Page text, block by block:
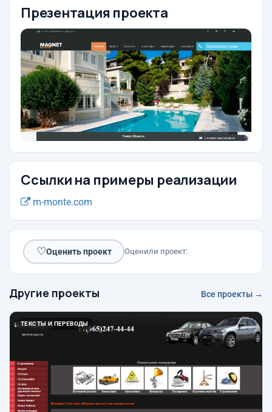
Презентация проекта
Ссылки на примеры реализации
m-monte.com
♡Оценить проект Оценили проект:
Другие проекты Все проекты →
ТЕКСТЫ И ПЕРЕВОДЫ